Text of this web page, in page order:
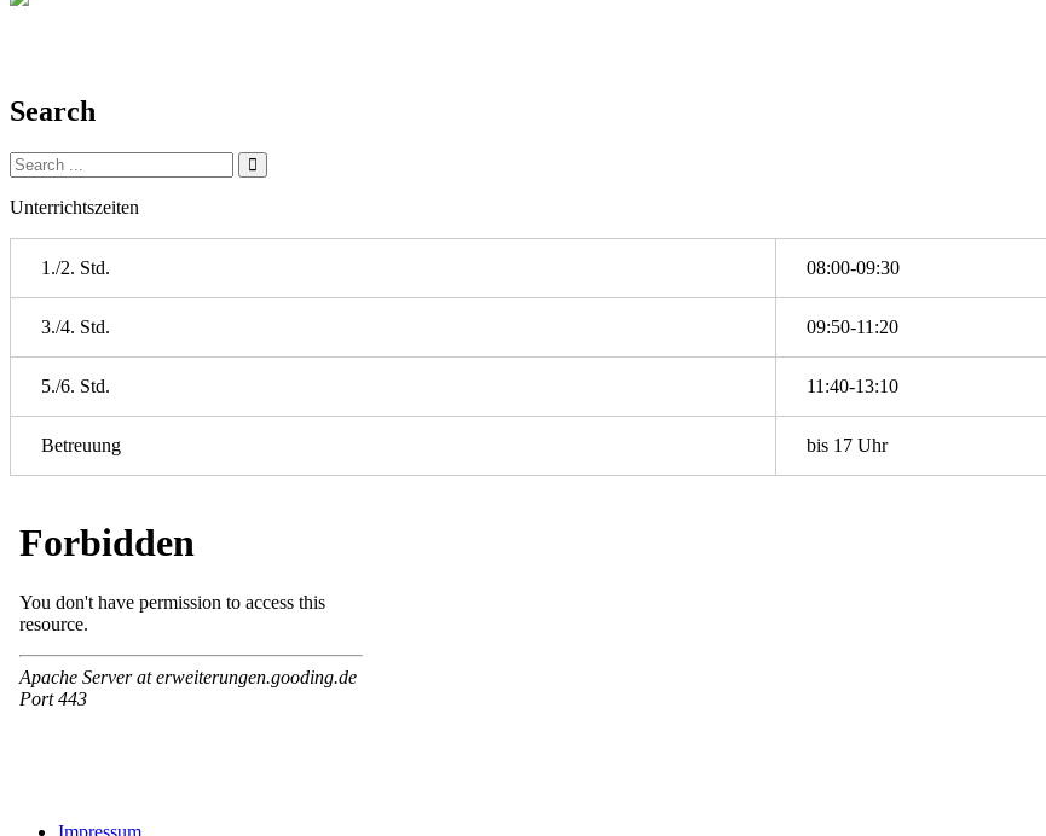
Search
Search
for:
Unterrichtszeiten
1./2. Std. 08:00-09:30
3./4. Std. 09:50-11:20
5./6. Std. 11:40-13:10
Betreuung bis 17 Uhr
Impressum